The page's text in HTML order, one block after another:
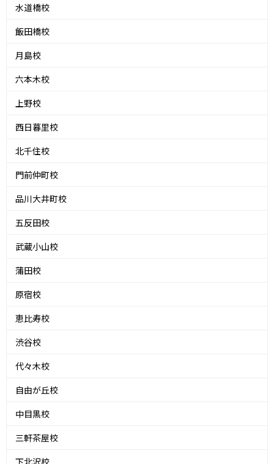
水道橋校
飯田橋校
月島校
六本木校
上野校
西日暮里校
北千住校
門前仲町校
品川大井町校
五反田校
武蔵小山校
蒲田校
原宿校
恵比寿校
渋谷校
代々木校
自由が丘校
中目黒校
三軒茶屋校
下北沢校